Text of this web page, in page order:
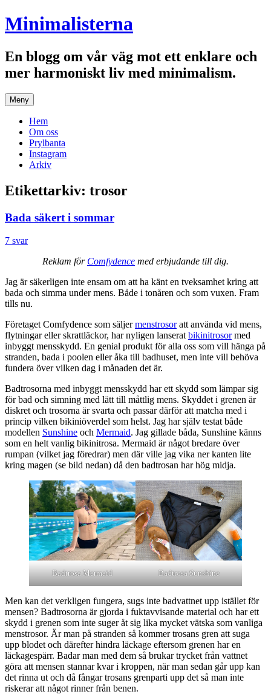
Hoppa
till
Minimalisterna
En blogg om vår väg mot ett enklare och
mer harmoniskt liv med minimalism.
Meny
Hem
Om oss
Prylbanta
Instagram
Arkiv
Etikettarkiv: trosor
Bada säkert i sommar
7 svar
Reklam för Comfydence med erbjudande till dig.
Jag är säkerligen inte ensam om att ha känt en tveksamhet kring att
bada och simma under mens. Både i tonåren och som vuxen. Fram
tills nu.
Företaget Comfydence som säljermenstrosoratt använda vid mens,
flytningar eller skrattläckor, har nyligen lanserat bikinitrosormed
inbyggt mensskydd. En genial produkt för alla oss som vill hänga på
stranden, bada i poolen eller åka till badhuset, men inte vill behöva
fundera över vilken dag i månaden det är.
Badtrosorna med inbyggt mensskydd har ett skydd som lämpar sig
för bad och simning med lätt till måttlig mens. Skyddet i grenen är
diskret och trosorna är svarta och passar därför att matcha med i
princip vilken bikiniöverdel som helst. Jag har själv testat både
modellen Sunshine och Mermaid. Jag gillade båda, Sunshine känns
som en helt vanlig bikinitrosa. Mermaid är något bredare över
rumpan (vilket jag föredrar) men där ville jag vika ner kanten lite
kring magen (se bild nedan) då den badtrosan har hög midja.
Badtrosa Mermaid Badtrosa Sunshine
Men kan det verkligen fungera, sugs inte badvattnet upp istället för
mensen? Badtrosorna är gjorda i fuktavvisande material och har ett
skydd i grenen som inte suger åt sig lika mycket vätska som vanliga
menstrosor. Är man på stranden så kommer trosans gren att suga
upp blodet och därefter hindra läckage eftersom grenen har en
läckagespärr. Badar man med dem så brukar trycket från vattnet
göra att mensen stannar kvar i kroppen, när man sedan går upp kan
det rinna ut och då fångar trosans grenparti upp det så man inte
riskerar att något rinner från benen.